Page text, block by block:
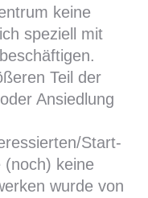
keine
speziell mit
Teil der
Ansiedlung
Start-
(noch) keine
wurde von